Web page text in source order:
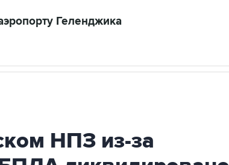
Геленджика
НПЗ из-за